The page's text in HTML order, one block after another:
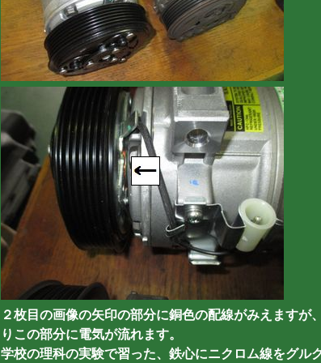
２枚目の画像の矢印の部分に銅色の配線がみえますが
りこの部分に電気が流れます。
学校の理科の実験で習った、鉄心にニクロム線をグル